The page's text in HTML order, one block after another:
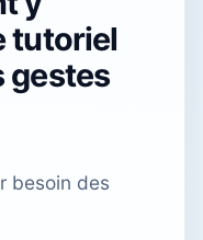
tutoriel
gestes
besoin des